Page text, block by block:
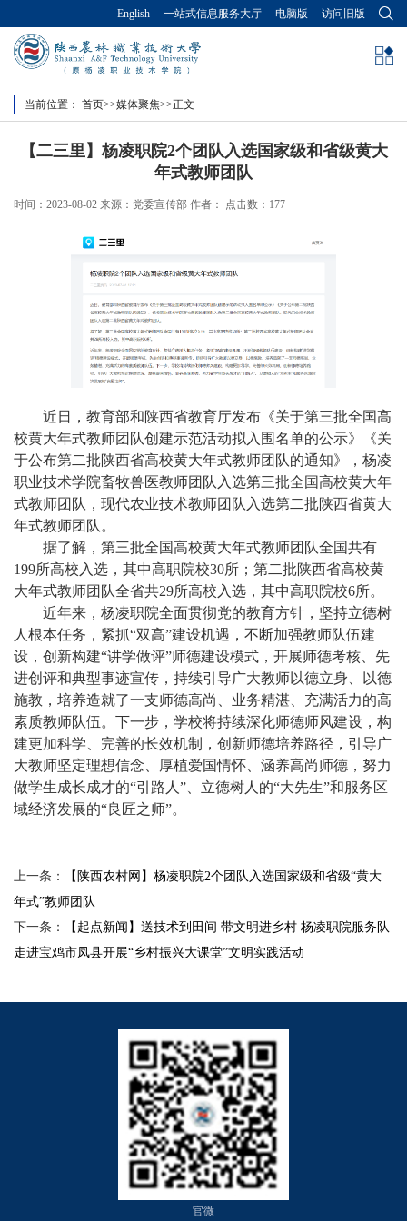
English 一站式信息服务大厅 电脑版 访问旧版
当前位置： 首页>>媒体聚焦>>正文
【二三里】杨凌职院2个团队入选国家级和省级黄大
年式教师团队
时间：2023-08-02 来源：党委宣传部 作者： 点击数： 177
近日，教育部和陕西省教育厅发布《关于第三批全国高
校黄大年式教师团队创建示范活动拟入围名单的公示》《关
于公布第二批陕西省高校黄大年式教师团队的通知》，杨凌
职业技术学院畜牧兽医教师团队入选第三批全国高校黄大年
式教师团队，现代农业技术教师团队入选第二批陕西省黄大
年式教师团队。
据了解，第三批全国高校黄大年式教师团队全国共有
199所高校入选，其中高职院校30所；第二批陕西省高校黄
大年式教师团队全省共29所高校入选，其中高职院校6所。
近年来，杨凌职院全面贯彻党的教育方针，坚持立德树
人根本任务，紧抓“双高”建设机遇，不断加强教师队伍建
设，创新构建“讲学做评”师德建设模式，开展师德考核、先
进创评和典型事迹宣传，持续引导广大教师以德立身、以德
施教，培养造就了一支师德高尚、业务精湛、充满活力的高
素质教师队伍。下一步，学校将持续深化师德师风建设，构
建更加科学、完善的长效机制，创新师德培养路径，引导广
大教师坚定理想信念、厚植爱国情怀、涵养高尚师德，努力
做学生成长成才的“引路人”、立德树人的“大先生”和服务区
域经济发展的“良匠之师”。
上一条：
【陕西农村网】杨凌职院2个团队入选国家级和省级“黄大
年式”教师团队
下一条：
【起点新闻】送技术到田间 带文明进乡村 杨凌职院服务队
走进宝鸡市凤县开展“乡村振兴大课堂”文明实践活动
官微